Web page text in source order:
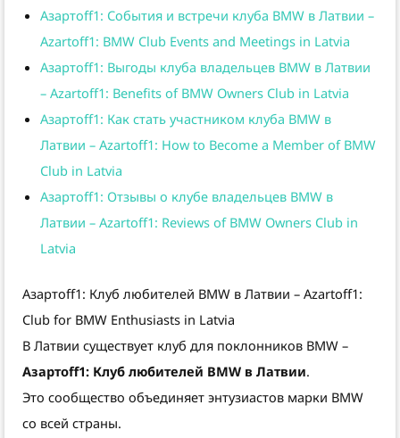
Азартоff1: События и встречи клуба BMW в Латвии –
Azartoff1: BMW Club Events and Meetings in Latvia
Азартоff1: Выгоды клуба владельцев BMW в Латвии
– Azartoff1: Benefits of BMW Owners Club in Latvia
Азартоff1: Как стать участником клуба BMW в
Латвии – Azartoff1: How to Become a Member of BMW
Club in Latvia
Азартоff1: Отзывы о клубе владельцев BMW в
Латвии – Azartoff1: Reviews of BMW Owners Club in
Latvia
Азартоff1: Клуб любителей BMW в Латвии – Azartoff1:
Club for BMW Enthusiasts in Latvia
В Латвии существует клуб для поклонников BMW –
Азартоff1: Клуб любителей BMW в Латвии.
Это сообщество объединяет энтузиастов марки BMW
со всей страны.